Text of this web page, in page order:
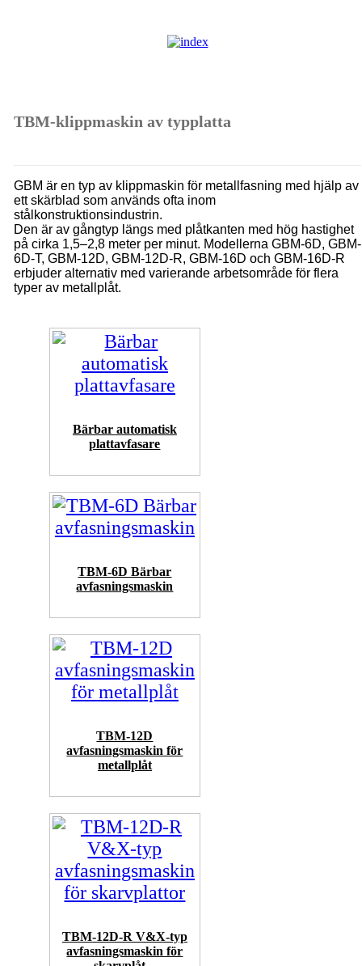
TBM-klippmaskin av typplatta
GBM är en typ av klippmaskin för metallfasning med hjälp av
ett skärblad som används ofta inom
stålkonstruktionsindustrin.
Den är av gångtyp längs med plåtkanten med hög hastighet
på cirka 1,5–2,8 meter per minut. Modellerna GBM-6D, GBM-
6D-T, GBM-12D, GBM-12D-R, GBM-16D och GBM-16D-R
erbjuder alternativ med varierande arbetsområde för flera
typer av metallplåt.
Bärbar automatisk
plattavfasare
TBM-6D Bärbar
avfasningsmaskin
TBM-12D
avfasningsmaskin för
metallplåt
TBM-12D-R V&X-typ
avfasningsmaskin för